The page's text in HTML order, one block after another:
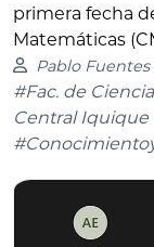
primera fecha
Matemáticas
Pablo Fuentes
#Fac. de
Central Iquique